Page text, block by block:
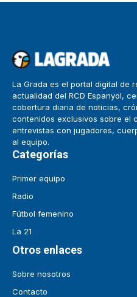
La Grada es el portal digital de
actualidad del RCD Espanyol,
cobertura diaria de noticias,
contenidos exclusivos sobre el
entrevistas con jugadores,
al equipo.
Categorías
Primer equipo
Radio
Fútbol femenino
La 21
Otros enlaces
Sobre nosotros
Contacto